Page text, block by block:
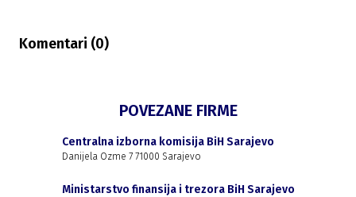
Komentari (0)
POVEZANE FIRME
Centralna izborna komisija BiH Sarajevo
Danijela Ozme 7 71000 Sarajevo
Ministarstvo finansija i trezora BiH Sarajevo